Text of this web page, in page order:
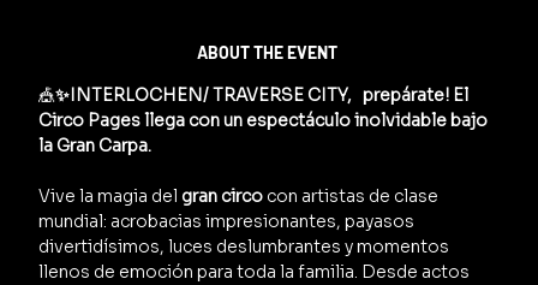
ABOUT THE EVENT
🎪✨INTERLOCHEN/ TRAVERSE CITY,   prepárate! El
Circo Pages llega con un espectáculo inolvidable bajo
la Gran Carpa.
Vive la magia del gran circo con artistas de clase
mundial: acrobacias impresionantes, payasos
divertidísimos, luces deslumbrantes y momentos
llenos de emoción para toda la familia. Desde actos